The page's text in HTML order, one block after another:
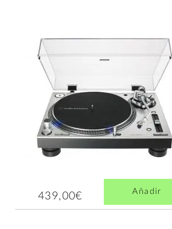
439,00€ Añadir